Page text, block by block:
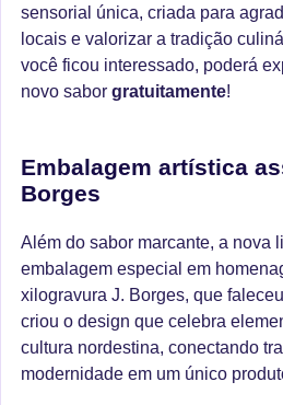
sensorial única, criada para
locais e valorizar a tradição
você ficou interessado, poderá
novo sabor gratuitamente!
Embalagem artística
Borges
Além do sabor marcante, a nova
embalagem especial em
xilogravura J. Borges, que
criou o design que celebra
cultura nordestina, conectando
modernidade em um único